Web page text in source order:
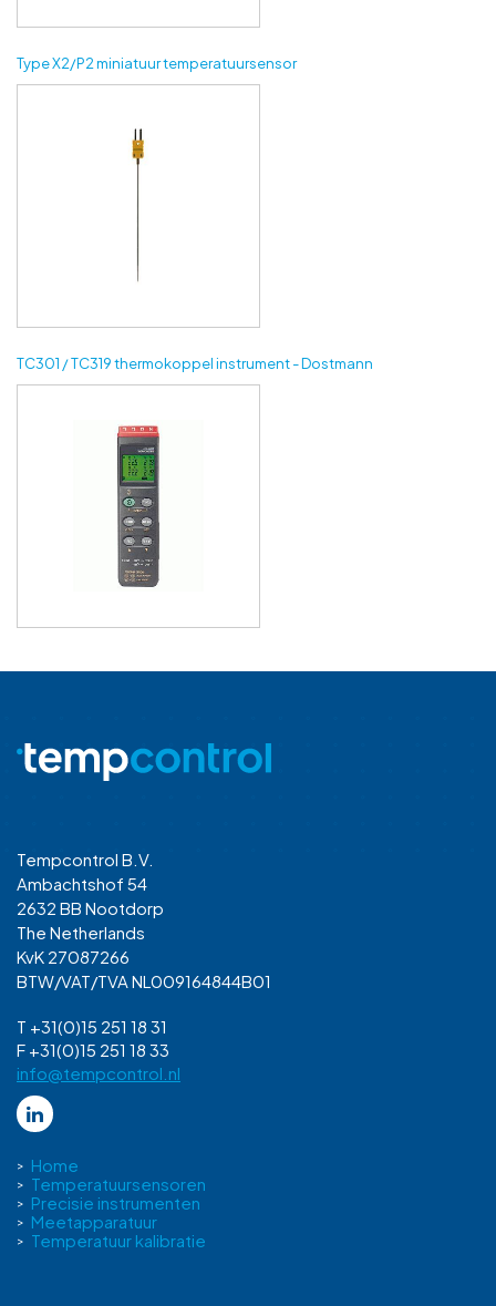
Type X2/P2 miniatuur temperatuursensor
TC301 / TC319 thermokoppel instrument - Dostmann
Tempcontrol B.V.
Ambachtshof 54
2632 BB Nootdorp
The Netherlands
KvK 27087266
BTW/VAT/TVA NL009164844B01
T +31(0)15 251 18 31
F +31(0)15 251 18 33
info@tempcontrol.nl
Home
Temperatuursensoren
Precisie instrumenten
Meetapparatuur
Temperatuur kalibratie